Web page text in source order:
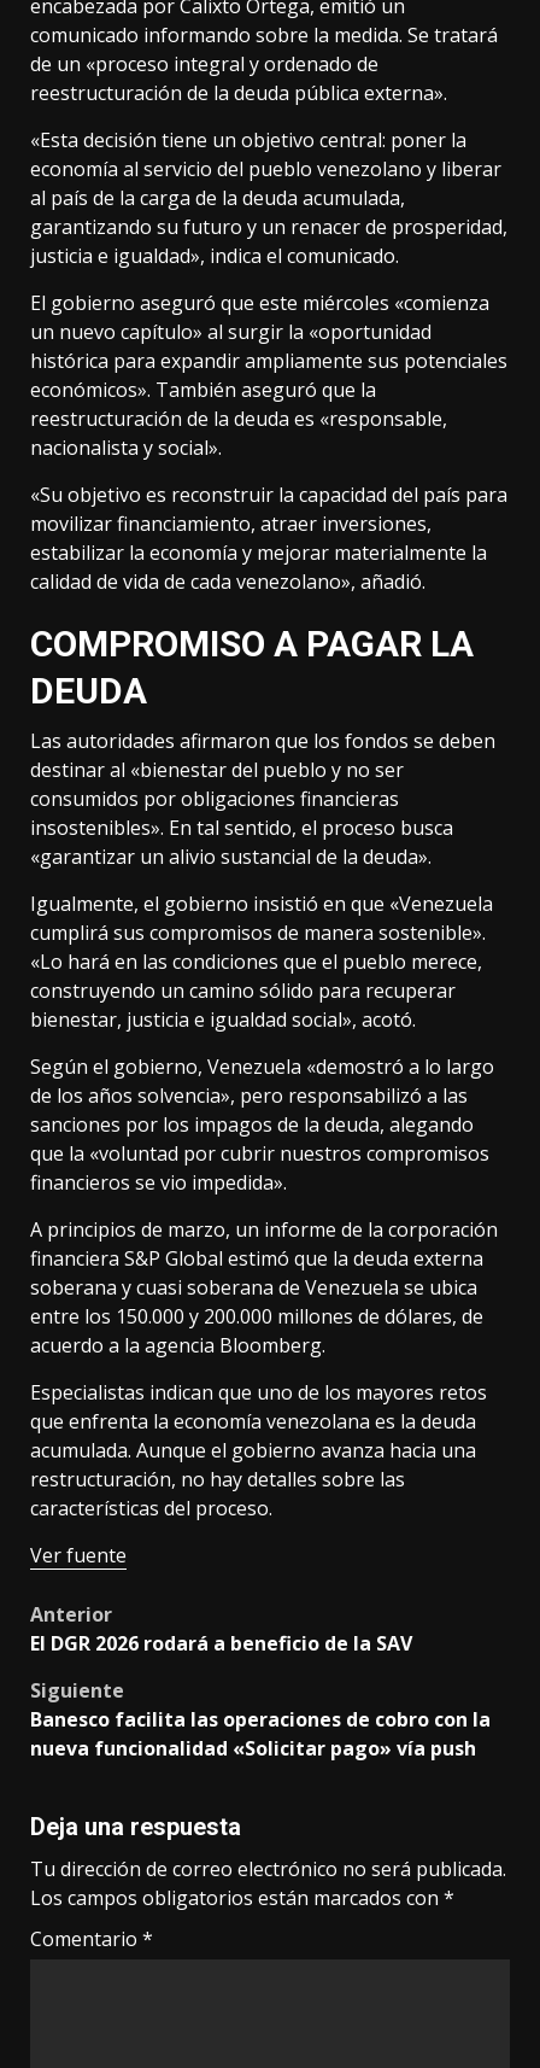
encabezada por Calixto Ortega, emitió un
comunicado informando sobre la medida. Se tratará
de un «proceso integral y ordenado de
reestructuración de la deuda pública externa».
«Esta decisión tiene un objetivo central: poner la
economía al servicio del pueblo venezolano y liberar
al país de la carga de la deuda acumulada,
garantizando su futuro y un renacer de prosperidad,
justicia e igualdad», indica el comunicado.
El gobierno aseguró que este miércoles «comienza
un nuevo capítulo» al surgir la «oportunidad
histórica para expandir ampliamente sus potenciales
económicos». También aseguró que la
reestructuración de la deuda es «responsable,
nacionalista y social».
«Su objetivo es reconstruir la capacidad del país para
movilizar financiamiento, atraer inversiones,
estabilizar la economía y mejorar materialmente la
calidad de vida de cada venezolano», añadió.
COMPROMISO A PAGAR LA
DEUDA
Las autoridades afirmaron que los fondos se deben
destinar al «bienestar del pueblo y no ser
consumidos por obligaciones financieras
insostenibles». En tal sentido, el proceso busca
«garantizar un alivio sustancial de la deuda».
Igualmente, el gobierno insistió en que «Venezuela
cumplirá sus compromisos de manera sostenible».
«Lo hará en las condiciones que el pueblo merece,
construyendo un camino sólido para recuperar
bienestar, justicia e igualdad social», acotó.
Según el gobierno, Venezuela «demostró a lo largo
de los años solvencia», pero responsabilizó a las
sanciones por los impagos de la deuda, alegando
que la «voluntad por cubrir nuestros compromisos
financieros se vio impedida».
A principios de marzo, un informe de la corporación
financiera S&P Global estimó que la deuda externa
soberana y cuasi soberana de Venezuela se ubica
entre los 150.000 y 200.000 millones de dólares, de
acuerdo a la agencia Bloomberg.
Especialistas indican que uno de los mayores retos
que enfrenta la economía venezolana es la deuda
acumulada. Aunque el gobierno avanza hacia una
restructuración, no hay detalles sobre las
características del proceso.
Ver fuente
Post
Anterior
El DGR 2026 rodará a beneficio de la SAV
Siguiente
Banesco facilita las operaciones de cobro con la
nueva funcionalidad «Solicitar pago» vía push
Deja una respuesta
Tu dirección de correo electrónico no será publicada.
Los campos obligatorios están marcados con *
Comentario *